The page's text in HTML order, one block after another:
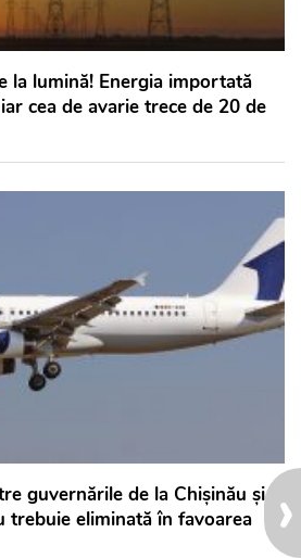
›
la lumină! Energia importată
cea de avarie trece de 20 de
guvernările de la Chișinău și
trebuie eliminată în favoarea